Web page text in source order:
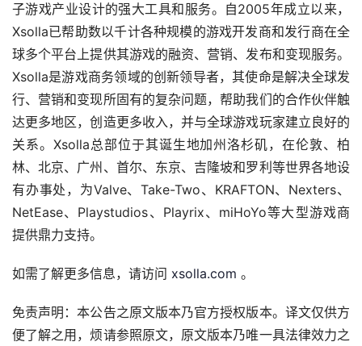
子游戏产业设计的强大工具和服务。自2005年成立以来，
Xsolla已帮助数以千计各种规模的游戏开发商和发行商在全
球多个平台上提供其游戏的融资、营销、发布和变现服务。
Xsolla是游戏商务领域的创新领导者，其使命是解决全球发
行、营销和变现所固有的复杂问题，帮助我们的合作伙伴触
达更多地区，创造更多收入，并与全球游戏玩家建立良好的
关系。Xsolla总部位于其诞生地加州洛杉矶，在伦敦、柏
林、北京、广州、首尔、东京、吉隆坡和罗利等世界各地设
有办事处，为Valve、Take-Two、KRAFTON、Nexters、
NetEase、Playstudios、Playrix、miHoYo等大型游戏商
提供鼎力支持。
如需了解更多信息，请访问 xsolla.com 。
免责声明：本公告之原文版本乃官方授权版本。译文仅供方
便了解之用，烦请参照原文，原文版本乃唯一具法律效力之